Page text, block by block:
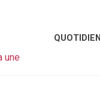
une
QUOTIDIEN